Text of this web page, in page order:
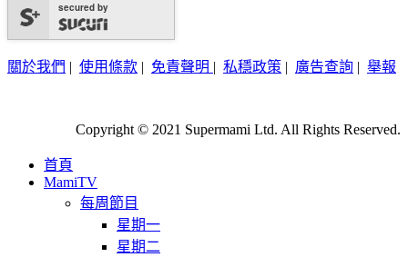
secured by
關於我們 | 使用條款 | 免責聲明 | 私穩政策 | 廣告查詢 | 舉報
Copyright © 2021 Supermami Ltd. All Rights Reserved.
首頁
MamiTV
每周節目
星期一
星期二